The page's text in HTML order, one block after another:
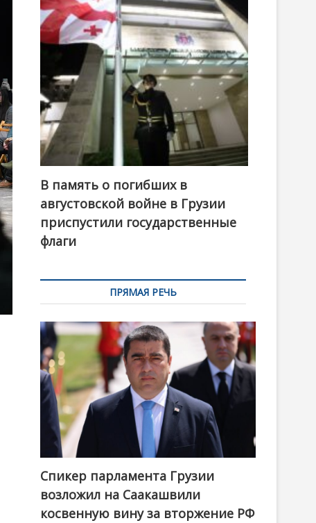
o
n
В память о погибших в
августовской войне в Грузии
приспустили государственные
флаги
ПРЯМАЯ РЕЧЬ
Спикер парламента Грузии
возложил на Саакашвили
косвенную вину за вторжение РФ